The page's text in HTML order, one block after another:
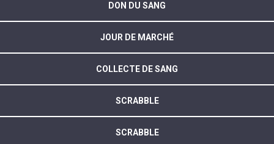
DON DU SANG
JOUR DE MARCHÉ
COLLECTE DE SANG
SCRABBLE
SCRABBLE